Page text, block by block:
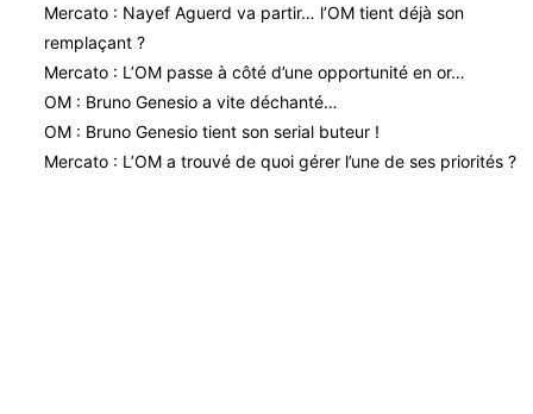
Mercato : Nayef Aguerd va partir… l’OM tient déjà son
remplaçant ?
Mercato : L’OM passe à côté d’une opportunité en or…
OM : Bruno Genesio a vite déchanté…
OM : Bruno Genesio tient son serial buteur !
Mercato : L’OM a trouvé de quoi gérer l’une de ses priorités ?